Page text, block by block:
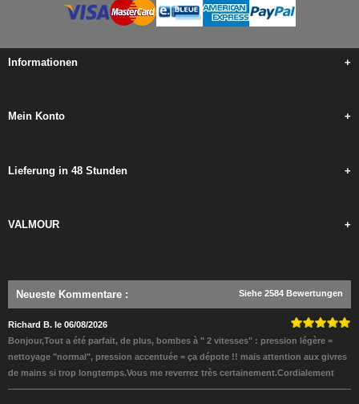
Informationen +
Mein Konto +
Lieferung in 48 Stunden +
VALMOUR +
Neueste Kommentare : Siehe 2584 Bewertungen
Richard B. le 06/08/2026
Bonjour,Tout a été parfait, de plus, bombes à " 2 vitesses" : pression légère =
nettoyage "normal", pression accentuée = ça dépote !! mais attention aux givres
de mains si trop longtemps.Vous me reverrez très certainement.Cordialement